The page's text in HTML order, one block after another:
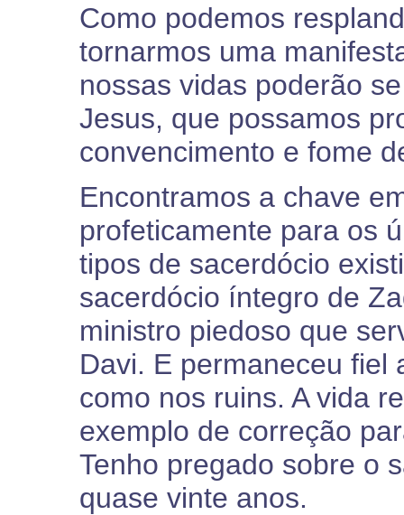
Como podemos
tornarmos uma
nossas vidas poderão
Jesus, que possamos
convencimento e fome
Encontramos a chave
profeticamente para os
tipos de sacerdócio
sacerdócio íntegro de
ministro piedoso que
Davi. E permaneceu fiel
como nos ruins. A vida
exemplo de correção
Tenho pregado sobre o
quase vinte anos.